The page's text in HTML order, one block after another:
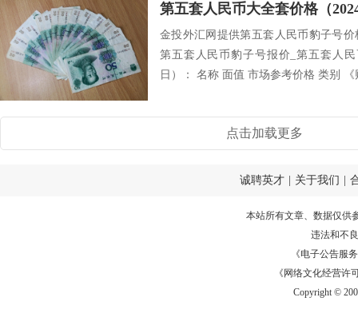
第五套人民币大全套价格（
金投外汇网提供第五套人民币豹子号
第五套人民币豹子号报价_第五套人
日）： 名称 面值 市场参考价格 类别
点击加载更多
诚聘英才 关于我们
本站所有文章、数据仅供
违法和不
《电子公告服务
《网络文化经营许
Copyright ©